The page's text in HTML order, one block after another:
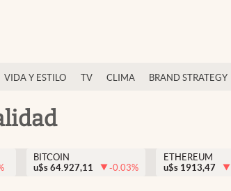
VIDA Y ESTILO TV CLIMA BRAND STRATEGY
BITCOIN
u$s 64.927,11 -0.03%
ETHEREUM
u$s 1913,47